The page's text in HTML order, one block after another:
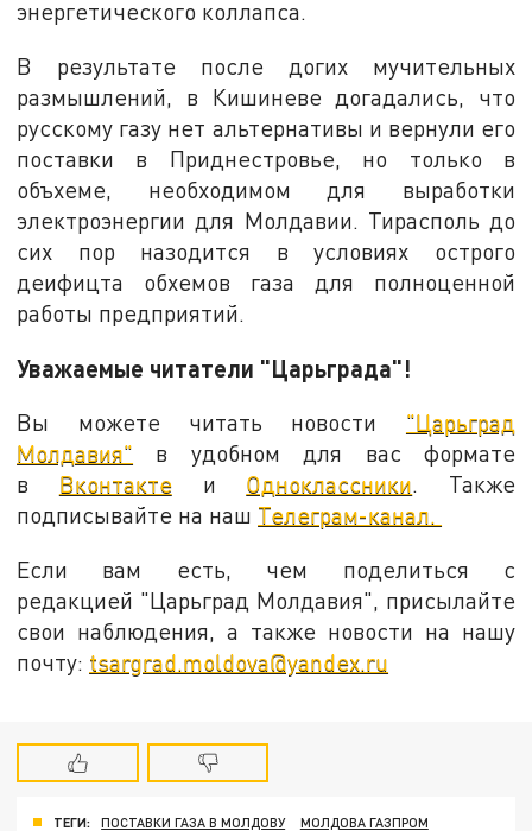
энергетического коллапса.
В результате после догих мучительных
размышлений, в Кишиневе догадались, что
русскому газу нет альтернативы и вернули его
поставки в Приднестровье, но только в
объхеме, необходимом для выработки
электроэнергии для Молдавии. Тирасполь до
сих пор назодится в условиях острого
деифицта обхемов газа для полноценной
работы предприятий.
Уважаемые читатели "Царьграда"!
Вы можете читать новости "Царьград
Молдавия" в удобном для вас формате
в Вконтактеи Одноклассники. Также
подписывайте на наш Телеграм-канал.
Если вам есть, чем поделиться с
редакцией "Царьград Молдавия", присылайте
свои наблюдения, а также новости на нашу
почту: tsargrad.moldova@yandex.ru
ТЕГИ: ПОСТАВКИ ГАЗА В МОЛДОВУ
МОЛДОВА ГАЗПРОМ